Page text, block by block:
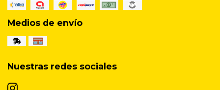
Medios de envío
Nuestras redes sociales